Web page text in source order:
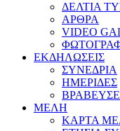
ΔΕΛΤΙΑ
ΑΡΘΡΑ
VIDEO
ΕΚΔΗΛΩΣΕΙΣ
ΣΥΝΕΔΡΙΑ
ΗΜΕΡΙΔΕΣ
ΜΕΛΗ
ΚΑΡΤΑ